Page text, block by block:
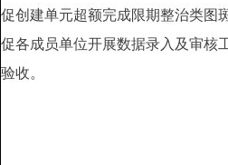
促创建单元超额完成限期整治类图
促各成员单位开展数据录入及审核
验收。